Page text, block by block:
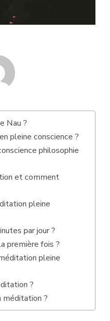
Nau ?
pleine conscience ?
philosophie
et comment
pleine
par jour ?
première fois ?
pleine
?
méditation ?